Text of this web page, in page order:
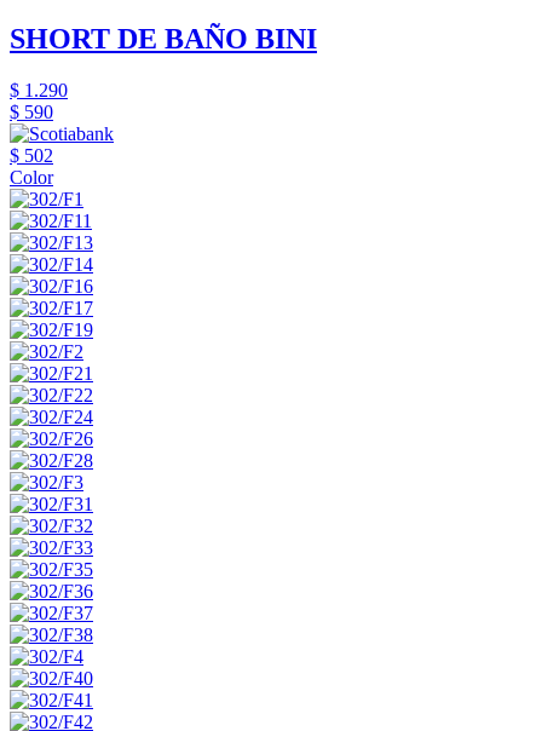
SHORT DE BAÑO BINI
$ 1.290
$ 590
$ 502
Color